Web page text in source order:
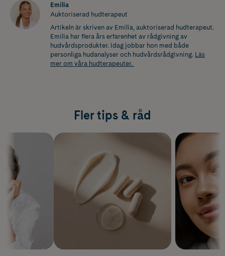
Emilia
Auktoriserad hudterapeut
Artikeln är skriven av Emilia, auktoriserad hudterapeut.
Emilia har flera års erfarenhet av rådgivning av
hudvårdsprodukter. Idag jobbar hon med både
personliga hudanalyser och hudvårdsrådgivning. Läs
mer om våra hudterapeuter.
Fler tips & råd